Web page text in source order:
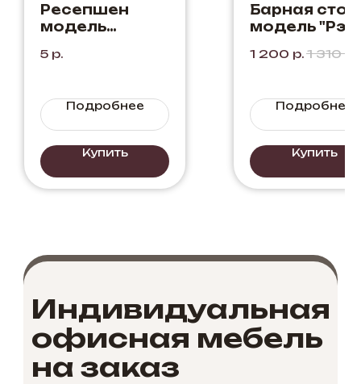
Ресепшен
модель
Цвет: Серый
5 р.
Подробнее
Купить
Барная
модель
Дуб Вотан
1 200 р. 1 310
Подробнее
Купить
Индивидуальная
офисная мебель
на заказ